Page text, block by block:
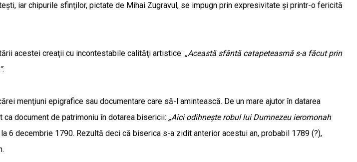
iar chipurile sfinţilor, pictate de Mihai Zugravul, se impugn prin expresivitate şi printr-o fericită
acestei creaţii cu incontestabile calităţi artistice: „Această sfântă catapeteasmă s-a făcut prin
.
menţiuni epigrafice sau documentare care să-l amintească. De un mare ajutor în datarea
document de patrimoniu în dotarea bisericii: „Aici odihneşte robul lui Dumnezeu ieromonah
6 decembrie 1790. Rezultă deci că biserica s-a zidit anterior acestui an, probabil 1789 (?),